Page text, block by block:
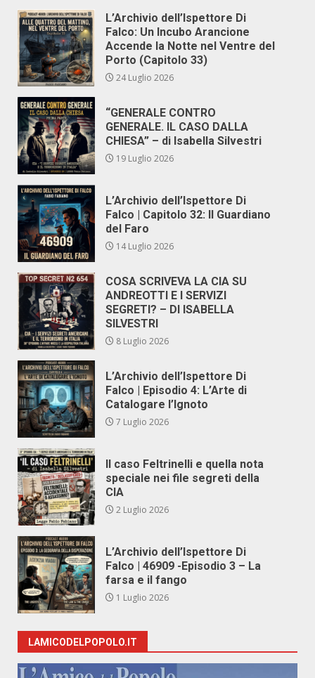
L’Archivio dell’Ispettore Di
Falco: Un Incubo Arancione
Accende la Notte nel Ventre del
Porto (Capitolo 33)
24 Luglio 2026
“GENERALE CONTRO
GENERALE. IL CASO DALLA
CHIESA” – di Isabella Silvestri
19 Luglio 2026
L’Archivio dell’Ispettore Di
Falco | Capitolo 32: Il Guardiano
del Faro
14 Luglio 2026
COSA SCRIVEVA LA CIA SU
ANDREOTTI E I SERVIZI
SEGRETI? – DI ISABELLA
SILVESTRI
8 Luglio 2026
L’Archivio dell’Ispettore Di
Falco | Episodio 4: L’Arte di
Catalogare l’Ignoto
7 Luglio 2026
Il caso Feltrinelli e quella nota
speciale nei file segreti della
CIA
2 Luglio 2026
L’Archivio dell’Ispettore Di
Falco | 46909 -Episodio 3 – La
farsa e il fango
1 Luglio 2026
LAMICODELPOPOLO.IT